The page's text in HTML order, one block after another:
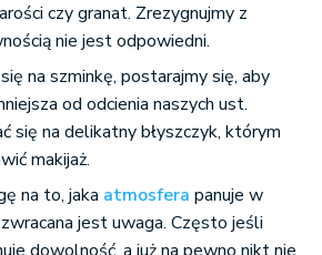
czy granat. Zrezygnujmy z
nie jest odpowiedni.
na szminkę, postarajmy się, aby
od odcienia naszych ust.
się na delikatny błyszczyk, którym
makijaż.
na to, jaka atmosfera panuje w
jest uwaga. Często jeśli